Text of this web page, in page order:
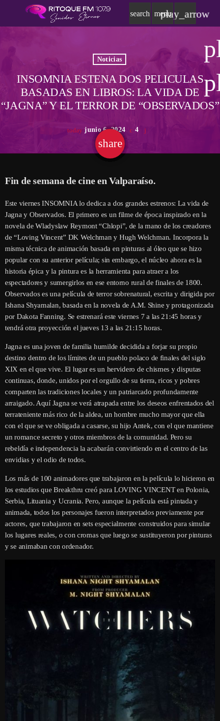
search menu
play_arrow
Noticias
INSOMNIA ESTENA DOS PELICULAS
BASADAS EN LIBROS: LA VIDA DE
“JAGNA” Y EL TERROR DE “OBSERVADOS”
today junio 6, 2024 4
share
email
Fin de semana de cine en Valparaíso.
Este viernes INSOMNIA lo dedica a dos grandes estrenos: La vida de
Jagna y Observados. El primero es un filme de época inspirado en la
novela de Wladyslaw Reymont “Chlopi”, de la mano de los creadores
de “Loving Vincent” DK Welchman y Hugh Welchman. Incorpora la
misma técnica de animación basada en pinturas al óleo que se hizo
popular con su anterior película; sin embargo, el núcleo ahora es la
historia épica y la pintura es la herramienta para atraer a los
espectadores y sumergirlos en ese entorno rural de finales de 1800.
Observados es una película de terror sobrenatural, escrita y dirigida por
Ishana Shyamalan, basada en la novela de A.M. Shine y protagonizada
por Dakota Fanning. Se estrenará este viernes 7 a las 21:45 horas y
tendrá otra proyección el jueves 13 a las 21:15 horas.
Jagna es una joven de familia humilde decidida a forjar su propio
destino dentro de los límites de un pueblo polaco de finales del siglo
XIX en el que vive. El lugar es un hervidero de chismes y disputas
continuas, donde, unidos por el orgullo de su tierra, ricos y pobres
comparten las tradiciones locales y un patriarcado profundamente
arraigado. Aquí Jagna se verá atrapada entre los deseos enfrentados del
terrateniente más rico de la aldea, un hombre mucho mayor que ella
con el que se ve obligada a casarse, su hijo Antek, con el que mantiene
un romance secreto y otros miembros de la comunidad. Pero su
rebeldía e independencia la acabarán convirtiendo en el centro de las
envidias y el odio de todos.
Los más de 100 animadores que trabajaron en la película lo hicieron en
los estudios que Breakthru creó para LOVING VINCENT en Polonia,
Serbia, Lituania y Ucrania. Pero, aunque la película está pintada y
animada, todos los personajes fueron interpretados previamente por
actores, que trabajaron en sets especialmente construidos para simular
los lugares reales, o con cromas que luego se sustituyeron por pinturas
y se animaban con ordenador.